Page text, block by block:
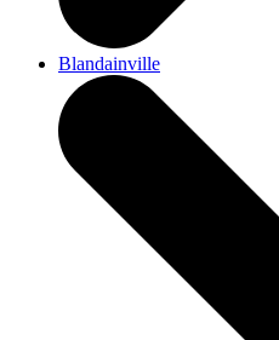
Blandainville